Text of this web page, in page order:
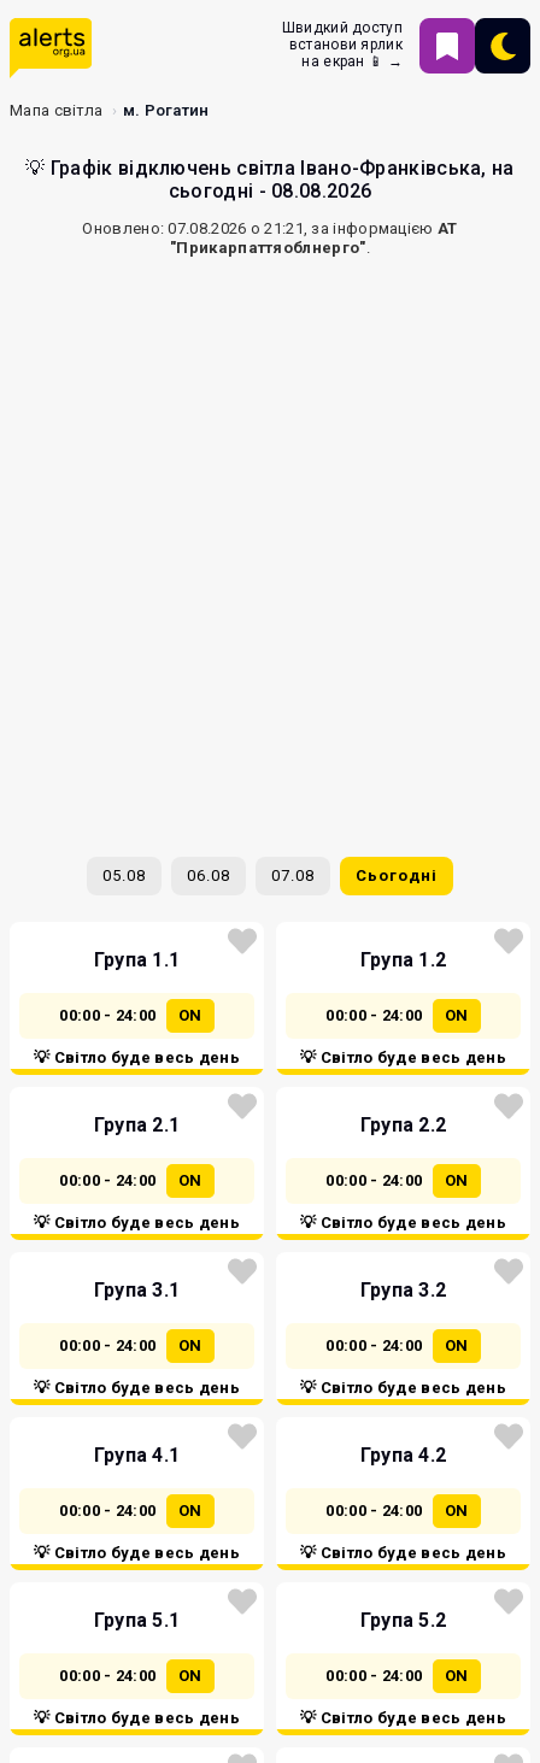
Швидкий доступ
встанови ярлик
на екран 📱 →
Мапа світла м. Рогатин
💡 Графік відключень світла Івано-Франківська, на
сьогодні - 08.08.2026
Оновлено: 07.08.2026 о 21:21, за інформацією АТ
"Прикарпаттяоблнерго".
05.08 06.08 07.08 Сьогодні
Група 1.1
00:00 - 24:00 ON
💡 Світло буде весь день
Група 1.2
00:00 - 24:00 ON
💡 Світло буде весь день
Група 2.1
00:00 - 24:00 ON
💡 Світло буде весь день
Група 2.2
00:00 - 24:00 ON
💡 Світло буде весь день
Група 3.1
00:00 - 24:00 ON
💡 Світло буде весь день
Група 3.2
00:00 - 24:00 ON
💡 Світло буде весь день
Група 4.1
00:00 - 24:00 ON
💡 Світло буде весь день
Група 4.2
00:00 - 24:00 ON
💡 Світло буде весь день
Група 5.1
00:00 - 24:00 ON
💡 Світло буде весь день
Група 5.2
00:00 - 24:00 ON
💡 Світло буде весь день